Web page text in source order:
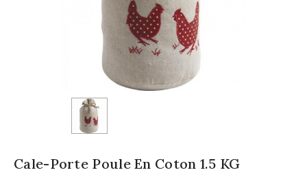
Cale-Porte Poule En Coton 1.5 KG